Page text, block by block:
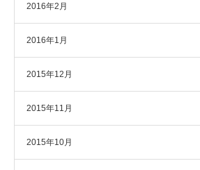
2016年2月
2016年1月
2015年12月
2015年11月
2015年10月